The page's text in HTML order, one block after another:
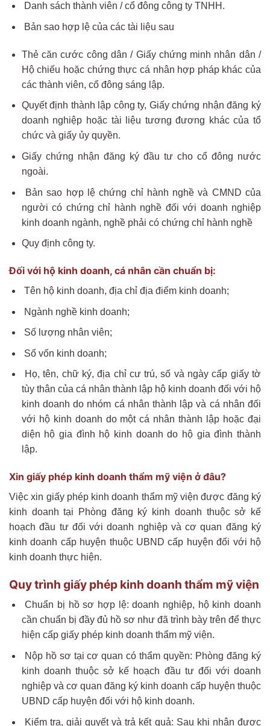
Danh sách thành viên / cổ đông công ty TNHH.
Bản sao hợp lệ của các tài liệu sau
Thẻ căn cước công dân / Giấy chứng minh nhân dân /
Hộ chiếu hoặc chứng thực cá nhân hợp pháp khác của
các thành viên, cổ đông sáng lập.
Quyết định thành lập công ty, Giấy chứng nhận đăng ký
doanh nghiệp hoặc tài liệu tương đương khác của tổ
chức và giấy ủy quyền.
Giấy chứng nhận đăng ký đầu tư cho cổ đông nước
ngoài.
Bản sao hợp lệ chứng chỉ hành nghề và CMND của
người có chứng chỉ hành nghề đối với doanh nghiệp
kinh doanh ngành, nghề phải có chứng chỉ hành nghề
Quy định công ty.
Đối với hộ kinh doanh, cá nhân cần chuẩn bị:
Tên hộ kinh doanh, địa chỉ địa điểm kinh doanh;
Ngành nghề kinh doanh;
Số lượng nhân viên;
Số vốn kinh doanh;
Họ, tên, chữ ký, địa chỉ cư trú, số và ngày cấp giấy tờ
tùy thân của cá nhân thành lập hộ kinh doanh đối với hộ
kinh doanh do nhóm cá nhân thành lập và cá nhân đối
với hộ kinh doanh do một cá nhân thành lập hoặc đại
diện hộ gia đình hộ kinh doanh do hộ gia đình thành
lập.
Xin giấy phép kinh doanh thẩm mỹ viện ở đâu?
Việc xin giấy phép kinh doanh thẩm mỹ viện được đăng ký
kinh doanh tại Phòng đăng ký kinh doanh thuộc sở kế
hoạch đầu tư đối với doanh nghiệp và cơ quan đăng ký
kinh doanh cấp huyện thuộc UBND cấp huyện đối với hộ
kinh doanh thực hiện.
Quy trình giấy phép kinh doanh thẩm mỹ viện
Chuẩn bị hồ sơ hợp lệ: doanh nghiệp, hộ kinh doanh
cần chuẩn bị đầy đủ hồ sơ như đã trình bày trên để thực
hiện cấp giấy phép kinh doanh thẩm mỹ viện.
Nộp hồ sơ tại cơ quan có thẩm quyền: Phòng đăng ký
kinh doanh thuộc sở kế hoạch đầu tư đối với doanh
nghiệp và cơ quan đăng ký kinh doanh cấp huyện thuộc
UBND cấp huyện đối với hộ kinh doanh.
Kiểm tra, giải quyết và trả kết quả: Sau khi nhận được